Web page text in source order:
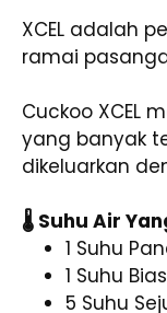
XCEL adalah
ramai
Cuckoo XCEL
yang banyak
dikeluarkan
🌡️ Suhu Air
1 Suhu
1 Suhu
5 Suhu